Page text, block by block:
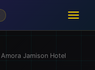
Amora Jamison Hotel